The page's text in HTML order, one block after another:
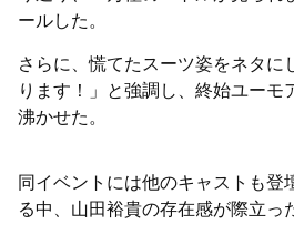
ールした。
さらに、慌てたスーツ姿をネタに
ります！」と強調し、終始ユーモ
沸かせた。
同イベントには他のキャストも登
る中、山田裕貴の存在感が際立っ